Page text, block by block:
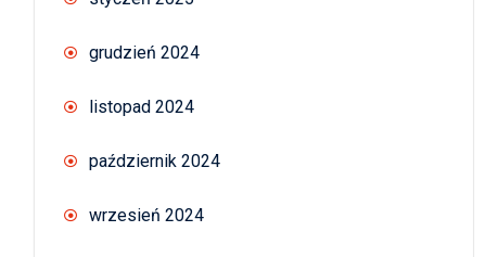
grudzień 2024
listopad 2024
październik 2024
wrzesień 2024